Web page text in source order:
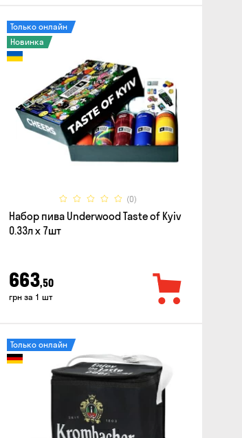
(0)
Только онлайн
Новинка
Набор пива Underwood Taste of Kyiv
0.33л x 7шт
663,50
грн за 1 шт
Только онлайн